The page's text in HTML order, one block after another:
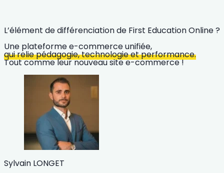
L’élément de différenciation de First Education Online ?
Une plateforme e-commerce unifiée,
qui relie pédagogie, technologie et performance.
Tout comme leur nouveau site e-commerce !
Sylvain LONGET